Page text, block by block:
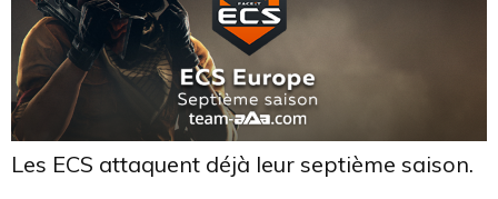
Les ECS attaquent déjà leur septième saison.